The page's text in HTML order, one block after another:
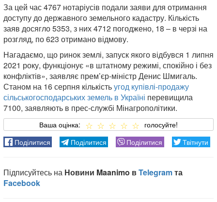
За цей час 4767 нотаріусів подали заяви для отримання
доступу до державного земельного кадастру. Кількість
заяв досягло 5353, з них 4712 погоджено, 18 – в черзі на
розгляд, по 623 отримано відмову.
Нагадаємо, що ринок землі, запуск якого відбувся 1 липня
2021 року, функціонує «в штатному режимі, спокійно і без
конфліктів», заявляє прем’єр-міністр Денис Шмигаль.
Станом на 16 серпня кількістьугод купівлі-продажу
сільськогосподарських земель в Україні перевищила
7100, заявляють в прес-службі Мінагрополітики.